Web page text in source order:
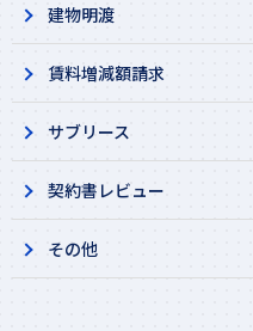
建物明渡
賃料増減額請求
サブリース
契約書レビュー
その他​